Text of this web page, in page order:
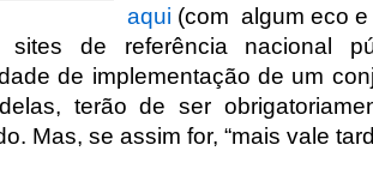
aqui (com algum eco
sites de referência nacional
de implementação de um
terão de ser
Mas, se assim for, “mais vale